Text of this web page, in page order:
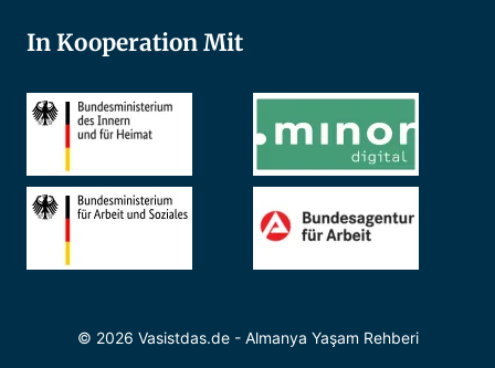
In Kooperation Mit
© 2026 Vasistdas.de - Almanya Yaşam Rehberi